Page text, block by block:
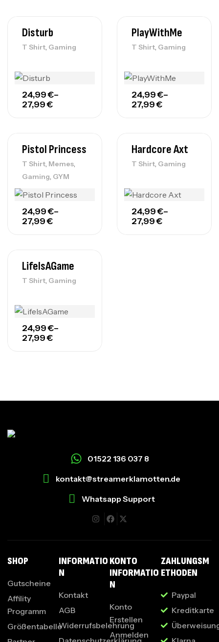
Disturb
T Shirt, Gaming
24,99€–
27,99€
PlayWithMe
T Shirt, Gaming
24,99€–
27,99€
Pistol Princess
T Shirt, Memes,
Gaming, GYM
24,99€–
27,99€
Hardcore Axt
T Shirt, Gaming
24,99€–
27,99€
LifeIsAGame
T Shirt, Gaming
24,99€–
27,99€
01522 136 037 8
kontakt@streamerklamotten.de
Whatsapp Support
SHOP
Gutscheine
Affility
Programm
Größentabelle
INFORMATIO
N
Kontakt
AGB
Widerrufsbelehrung
KONTO
INFORMATIO
N
Konto
Erstellen
Anmelden
ZAHLUNGSM
ETHODEN
Paypal
Kreditkarte